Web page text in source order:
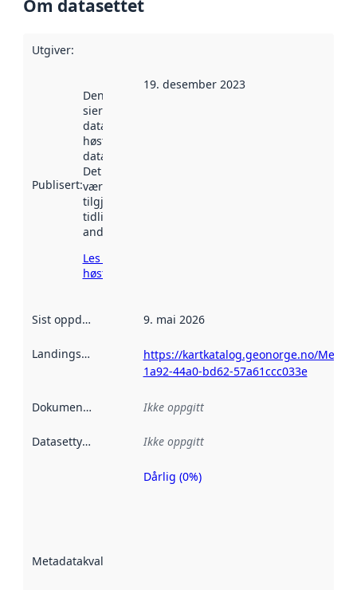
Om datasettet
Utgiver:
Publisert:
Denne datoen
sier når
datasettet ble
høstet av
data.norge.no.
Det kan ha
vært
tilgjengelig
tidligere
andre steder.
Les mer om
høsting her
19. desember 2023
Sist oppdatert 9. mai 2026
Landingsside
https://kartkatalog.geonorge.no/
1a92-44a0-bd62-57a61ccc033e
Dokumentasjon Ikke oppgitt
Datasettype Ikke oppgitt
Metadatakvalitet
Metadatakvalitet
Dårlig (0%)